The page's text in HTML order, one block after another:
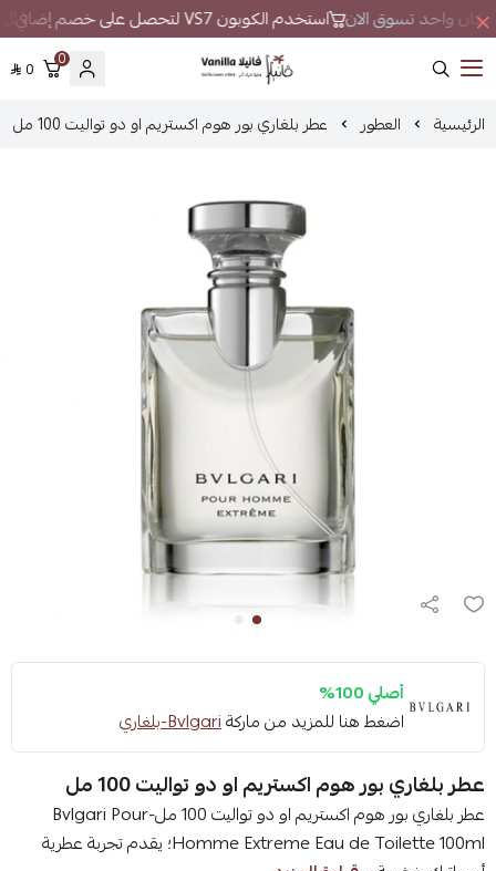
مكان واحد تسوق الان استخدم الكوبون VS7 لتحصل على خصم إضافي
فانيلا
0
0
الرئيسية العطور عطر بلغاري بور هوم اكستريم او دو تواليت 100 مل
أصلي 100%
اضغط هنا للمزيد من ماركةBvlgari-بلغاري
عطر بلغاري بور هوم اكستريم او دو تواليت 100 مل
عطر بلغاري بور هوم اكستريم او دو تواليت 100 مل-Bvlgari Pour
Homme Extreme Eau de Toilette 100ml؛ يقدم تجربة عطرية